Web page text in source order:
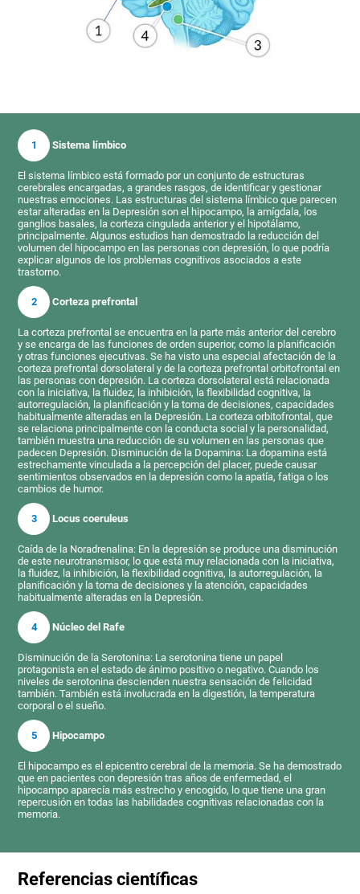
1 Sistema límbico
El sistema límbico está formado por un conjunto de estructuras
cerebrales encargadas, a grandes rasgos, de identificar y gestionar
nuestras emociones. Las estructuras del sistema límbico que parecen
estar alteradas en la Depresión son el hipocampo, la amígdala, los
ganglios basales, la corteza cingulada anterior y el hipotálamo,
principalmente. Algunos estudios han demostrado la reducción del
volumen del hipocampo en las personas con depresión, lo que podría
explicar algunos de los problemas cognitivos asociados a este
trastorno.
2 Corteza prefrontal
La corteza prefrontal se encuentra en la parte más anterior del cerebro
y se encarga de las funciones de orden superior, como la planificación
y otras funciones ejecutivas. Se ha visto una especial afectación de la
corteza prefrontal dorsolateral y de la corteza prefrontal orbitofrontal en
las personas con depresión. La corteza dorsolateral está relacionada
con la iniciativa, la fluidez, la inhibición, la flexibilidad cognitiva, la
autorregulación, la planificación y la toma de decisiones, capacidades
habitualmente alteradas en la Depresión. La corteza orbitofrontal, que
se relaciona principalmente con la conducta social y la personalidad,
también muestra una reducción de su volumen en las personas que
padecen Depresión. Disminución de la Dopamina: La dopamina está
estrechamente vinculada a la percepción del placer, puede causar
sentimientos observados en la depresión como la apatía, fatiga o los
cambios de humor.
3 Locus coeruleus
Caída de la Noradrenalina: En la depresión se produce una disminución
de este neurotransmisor, lo que está muy relacionada con la iniciativa,
la fluidez, la inhibición, la flexibilidad cognitiva, la autorregulación, la
planificación y la toma de decisiones y la atención, capacidades
habitualmente alteradas en la Depresión.
4 Núcleo del Rafe
Disminución de la Serotonina: La serotonina tiene un papel
protagonista en el estado de ánimo positivo o negativo. Cuando los
niveles de serotonina descienden nuestra sensación de felicidad
también. También está involucrada en la digestión, la temperatura
corporal o el sueño.
5 Hipocampo
El hipocampo es el epicentro cerebral de la memoria. Se ha demostrado
que en pacientes con depresión tras años de enfermedad, el
hipocampo aparecía más estrecho y encogido, lo que tiene una gran
repercusión en todas las habilidades cognitivas relacionadas con la
memoria.
Referencias científicas